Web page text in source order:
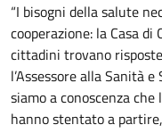
“I bisogni della salute
cooperazione: la Casa
cittadini trovano
l’Assessore alla Sanità
siamo a conoscenza
hanno stentato a